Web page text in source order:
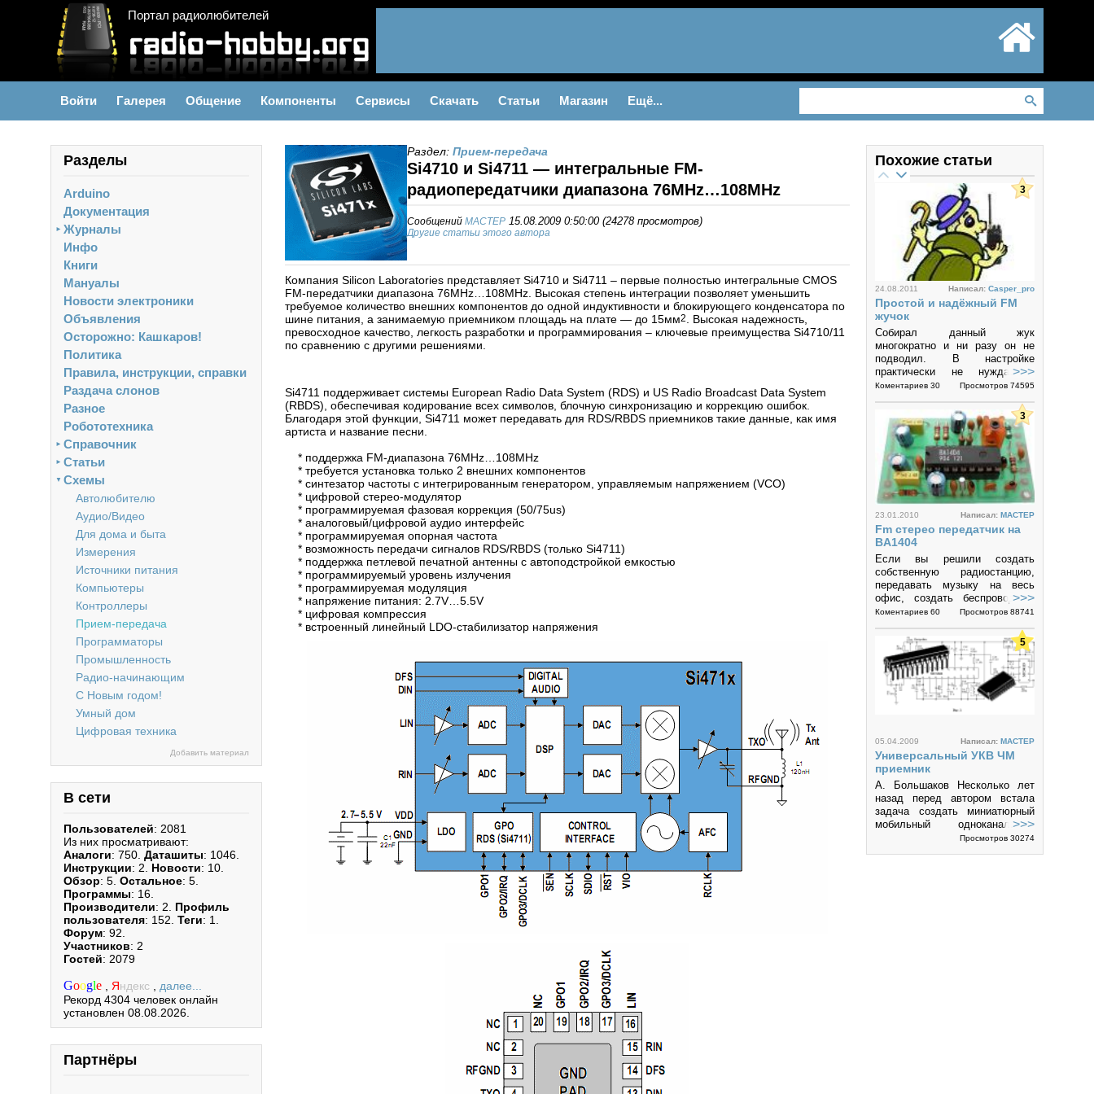
Портал радиолюбителей
Войти Галерея Общение Компоненты Сервисы Скачать Статьи Магазин Ещё...
Разделы
Arduino
Документация
Журналы
►
Инфо
Книги
Мануалы
Новости электроники
Объявления
Осторожно: Кашкаров!
Политика
Правила, инструкции, справки
Раздача слонов
Разное
Робототехника
Справочник
►
Статьи
►
Схемы
▼
Автолюбителю
Аудио/Видео
Для дома и быта
Измерения
Источники питания
Компьютеры
Контроллеры
Прием-передача
Программаторы
Промышленность
Радио-начинающим
С Новым годом!
Умный дом
Цифровая техника
Добавить материал
В сети
Пользователей: 2081
Из них просматривают:
Аналоги: 750. Даташиты: 1046.
Инструкции: 2. Новости: 10.
Обзор: 5. Остальное: 5.
Программы: 16.
Производители: 2. Профиль
пользователя: 152. Теги: 1.
Форум: 92.
Участников: 2
Гостей: 2079
Google Яндекс
далее...
Рекорд 4304 человек онлайн
установлен 08.08.2026.
Партнёры
Раздел: Прием-передача
Si4710 и Si4711 — интегральные FM-
радиопередатчики диапазона 76MHz…108MHz
Сообщений MACTEP 15.08.2009 0:50:00 (24278 просмотров)
Другие статьи этого автора
Компания Silicon Laboratories представляет Si4710 и Si4711 – первые полностью интегральные CMOS
FM-передатчики диапазона 76MHz…108MHz. Высокая степень интеграции позволяет уменьшить
требуемое количество внешних компонентов до одной индуктивности и блокирующего конденсатора по
шине питания, а занимаемую приемником площадь на плате — до 15мм2
. Высокая надежность,
превосходное качество, легкость разработки и программирования – ключевые преимущества Si4710/11
по сравнению с другими решениями.
Si4711 поддерживает системы European Radio Data System (RDS) и US Radio Broadcast Data System
(RBDS), обеспечивая кодирование всех символов, блочную синхронизацию и коррекцию ошибок.
Благодаря этой функции, Si4711 может передавать для RDS/RBDS приемников такие данные, как имя
артиста и название песни.
* поддержка FM-диапазона 76MHz…108MHz
* требуется установка только 2 внешних компонентов
* синтезатор частоты с интегрированным генератором, управляемым напряжением (VCO)
* цифровой стерео-модулятор
* программируемая фазовая коррекция (50/75us)
* аналоговый/цифровой аудио интерфейс
* программируемая опорная частота
* возможность передачи сигналов RDS/RBDS (только Si4711)
* поддержка петлевой печатной антенны с автоподстройкой емкостью
* программируемый уровень излучения
* программируемая модуляция
* напряжение питания: 2.7V…5.5V
* цифровая компрессия
* встроенный линейный LDO-стабилизатор напряжения
Похожие статьи
24.08.2011 Написал: Casper_pro
Простой и надёжный FM
жучок
Собирал данный жук
многократно и ни разу он не
подводил. В настройке
практически не нуждается,
надо только подобрать
сведением и разведением...
>>>
Коментариев 30 Просмотров 74595
3
23.01.2010 Написал: MACTEP
Fm стерео передатчик на
BA1404
Если вы решили создать
собственную радиостанцию,
передавать музыку на весь
офис, создать беспроводную
связь между MP3 плеером и
автомобиле, то это...
>>>
Коментариев 60 Просмотров 88741
3
05.04.2009 Написал: MACTEP
Универсальный УКВ ЧМ
приемник
А. Большаков Несколько лет
назад перед автором встала
задача создать миниатюрный
мобильный одноканальный
приемник, способный
>>>
Просмотров 30274
5